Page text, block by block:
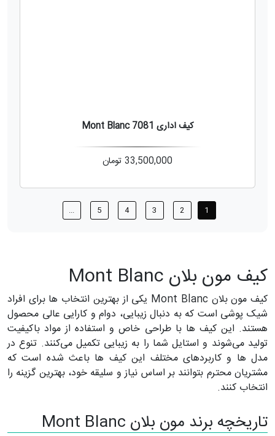
کیف اداری Mont Blanc 7081
33,500,000 تومان
1
2
3
4
5
...
کیف مون بلان Mont Blanc
کیف مون بلان Mont Blanc یکی از بهترین انتخاب ها برای افراد
شیک پوشی است که به دنبال زیبایی، دوام و کارایی عالی محصول
هستند. این کیف ها با طراحی خاص و استفاده از مواد باکیفیت
تولید می‌شوند و استایل شما را به زیبایی تکمیل می‌کنند. تنوع در
مدل ها و کاربردهای مختلف این کیف ها باعث شده است که
مشتریان محترم بتوانند بر اساس نیاز و سلیقه خود، بهترین گزینه را
انتخاب کنند.
تاریخچه برند مون بلان Mont Blanc